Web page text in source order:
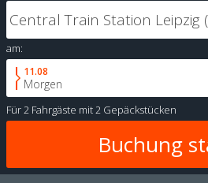
am:
11.08
Morgen
Für2 Fahrgäste mit2 Gepäckstücken